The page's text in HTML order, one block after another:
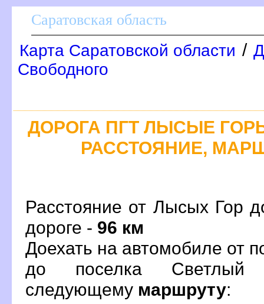
Саратовская область
Карта Саратовской области /
Свободного
ДОРОГА ПГТ ЛЫСЫЕ
РАССТОЯНИЕ,
Расстояние от Лысых Гор
дороге - 96 км
Доехать на автомобиле от
до поселка Светлый
следующему маршруту: